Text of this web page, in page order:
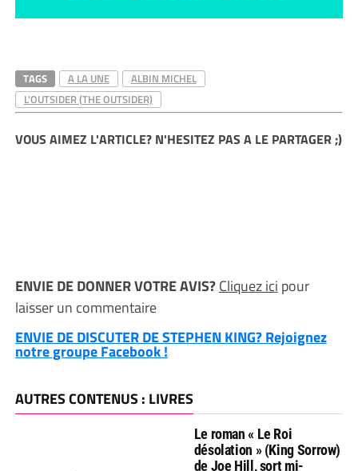
TAGS A LA UNE
ALBIN MICHEL
L'OUTSIDER (THE OUTSIDER)
VOUS AIMEZ L'ARTICLE? N'HESITEZ PAS A LE PARTAGER ;)
ENVIE DE DONNER VOTRE AVIS?Cliquez ici pour
laisser un commentaire
ENVIE DE DISCUTER DE STEPHEN KING? Rejoignez
notre groupe Facebook !
AUTRES CONTENUS : LIVRES
Le roman « Le Roi
désolation » (King Sorrow)
de Joe Hill, sort mi-